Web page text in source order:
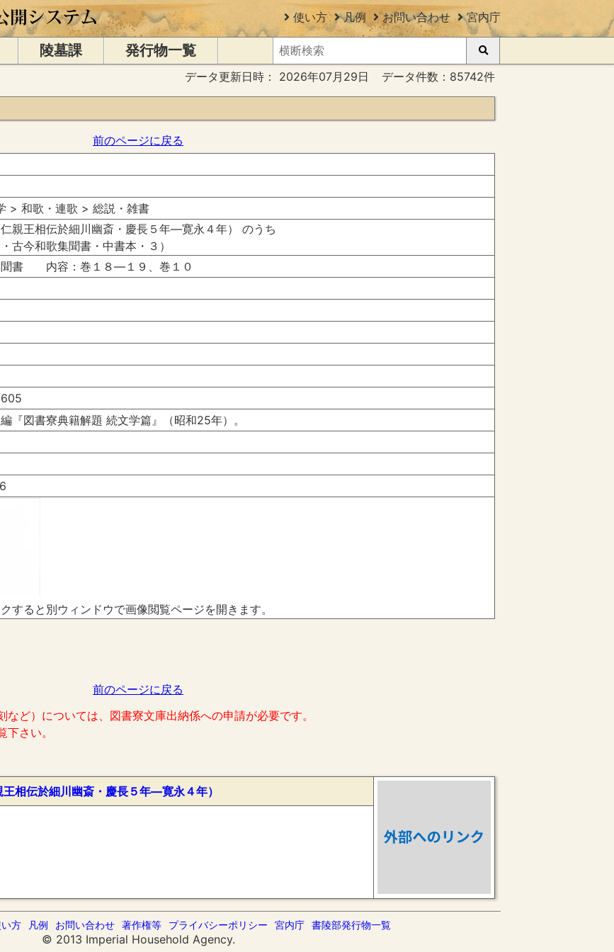
使い方 凡例 お問い合わせ 宮内庁
陵墓課 発行物一覧
データ更新日時： 2026年07月29日 データ件数：85742件
前のページに戻る
> 和歌・連歌 > 総説・雑書
親王相伝於細川幽斎・慶長５年―寛永４年） のうち
今和歌集聞書・中書本・３）
聞書 内容：巻１８―１９、巻１０
『図書寮典籍解題 続文学篇』（昭和25年）。
すると別ウィンドウで画像閲覧ページを開きます。
前のページに戻る
ど）については、図書寮文庫出納係への申請が必要です。
下さい。
相伝於細川幽斎・慶長５年―寛永４年）
方 凡例 お問い合わせ 著作権等 プライバシーポリシー 宮内庁 書陵部発行物一覧
© 2013 Imperial Household Agency.